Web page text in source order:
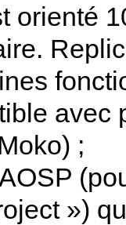
orienté
avec
;
»)